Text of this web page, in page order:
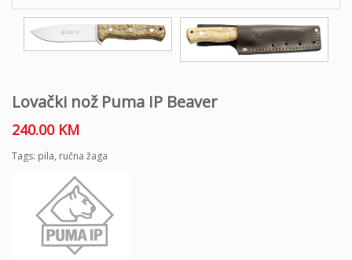
o
Lovački nož Puma IP Beaver
240.00 KM
Tags: pila, ručna žaga